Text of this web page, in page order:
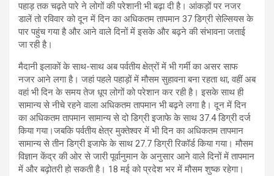
पहाड़ तक चढ़ते पारे ने लोगों की परेशानी भी बढ़ा दी है। आंकड़ों पर नजर
डालें तो रविवार को दून में दिन का अधिकतम तापमान 37 डिग्री सेल्सियस के
पार पहुंच गया है और आने वाले दिनों में इसके और बढ़ने की संभावना जताई
जा रही है।
मैदानी इलाकों के साथ-साथ अब पर्वतीय क्षेत्रों में भी गर्मी का असर साफ
नजर आने लगा है। जहां पहले पहाड़ों में मौसम सुहावना बना रहता था, वहीं अब
वहां भी दिन के समय तेज धूप लोगों को परेशान कर रही है। इसके साथ ही
सामान्य से नीचे रहने वाला अधिकतम तापमान भी बढ़ने लगा है। दून में दिन
का अधिकतम तापमान सामान्य से दो डिग्री इजाफे के साथ 37.4 डिग्री दर्ज
किया गया।जबकि पर्वतीय क्षेत्र मुक्तेश्वर में भी दिन का अधिकतम तापमान
सामान्य से तीन डिग्री इजाफे के साथ 27.7 डिग्री रिकॉर्ड किया गया। मौसम
विज्ञान केंद्र की ओर से जारी पूर्वानुमान के अनुसार आने वाले दिनों में तापमान
में और बढ़ोतरी हो सकती है। 18 मई को प्रदेश भर में मौसम शुष्क रहेगा।